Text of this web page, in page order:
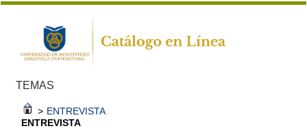
TEMAS
> ENTREVISTA
ENTREVISTA